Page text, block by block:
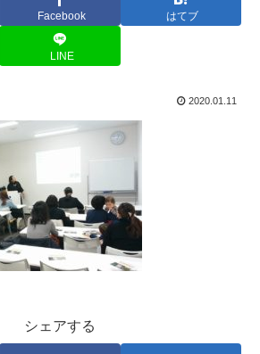
Facebook はてブ
LINE
2020.01.11
シェアする